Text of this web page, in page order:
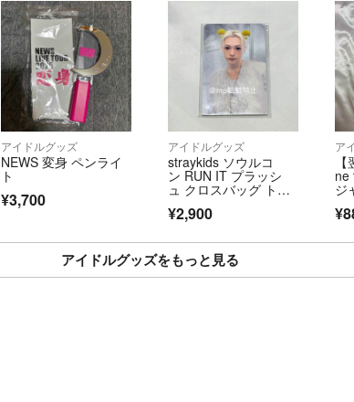
アイドルグッズ
NEWS 変身 ペンライ
ト
¥3,700
アイドルグッズ
straykids ソウルコ
ン RUN IT プラッシ
ュ クロスバッグ トレ
¥2,900
ア
ne
ジ
アイドルグッズをもっと見る